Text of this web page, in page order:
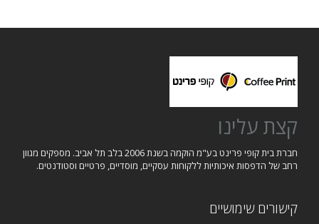
קצת עלינו
חברת בית קופי פרינט בע"מ הוקמה בשנת 2006 בלב תל אביב. מספקים מגוון
רחב של הדפסות איכותיות ללקוחות עסקיים, מוסדיים, פרטיים וסטודנטים.
קישורים שימושיים